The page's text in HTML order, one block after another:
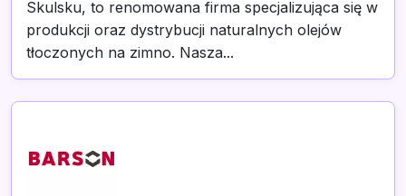
Skulsku, to renomowana firma specjalizująca się w
produkcji oraz dystrybucji naturalnych olejów
tłoczonych na zimno. Nasza...